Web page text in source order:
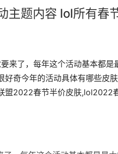
主题内容 lol所有春
来了，每年这个活动基本都
好奇今年的活动具体有哪些皮
盟2022春节半价皮肤,lol2022